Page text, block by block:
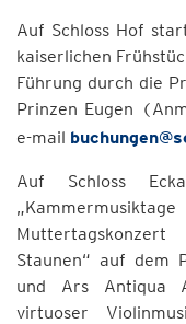
Auf Schloss Hof
kaiserlichen
Führung durch die
Prinzen Eugen
e-mail
Auf Schloss
Staunen“ auf dem
und Ars Antiqua
virtuoser